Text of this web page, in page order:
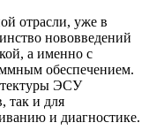
отрасли, уже в
нововведений
а именно с
обеспечением.
ЭСУ
так и для
и диагностике.